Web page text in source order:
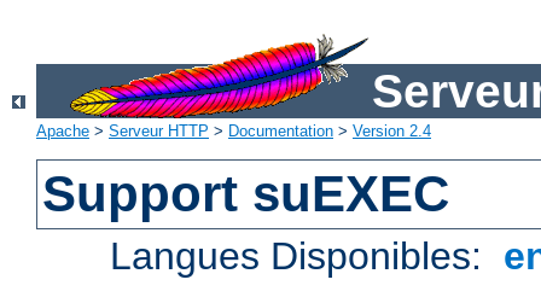
Apache > Serveur HTTP > Documentation > Version 2.4
Support suEXEC
Langues Disponibles: